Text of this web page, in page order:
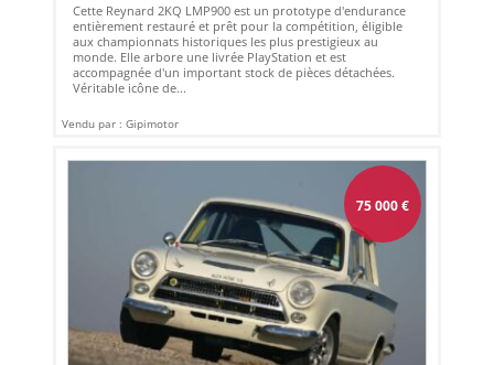
Cette Reynard 2KQ LMP900 est un prototype d'endurance
entièrement restauré et prêt pour la compétition, éligible
aux championnats historiques les plus prestigieux au
monde. Elle arbore une livrée PlayStation et est
accompagnée d'un important stock de pièces détachées.
Véritable icône de...
Vendu par : Gipimotor
75 000€